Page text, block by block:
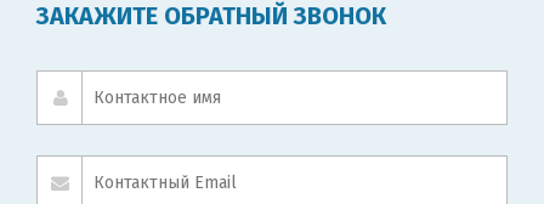
ЗАКАЖИТЕ ОБРАТНЫЙ ЗВОНОК